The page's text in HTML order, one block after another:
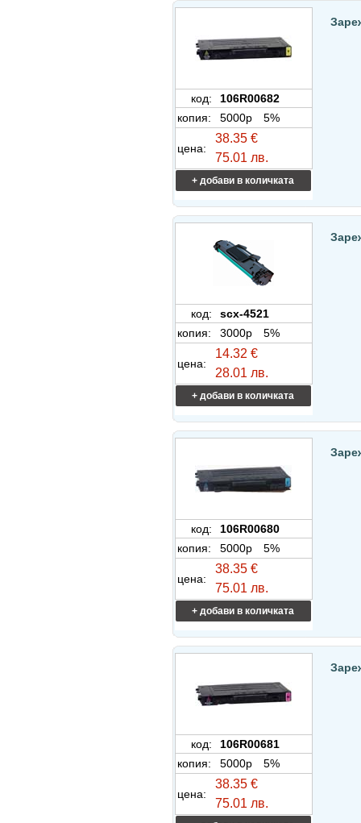
код:
106R00682
копия:
5000p 5%
цена:
38.35 €
75.01 лв.
+ добави в количката
код:
scx-4521
копия:
3000p 5%
цена:
14.32 €
28.01 лв.
+ добави в количката
код:
106R00680
копия:
5000p 5%
цена:
38.35 €
75.01 лв.
+ добави в количката
код:
106R00681
копия:
5000p 5%
цена:
38.35 €
75.01 лв.